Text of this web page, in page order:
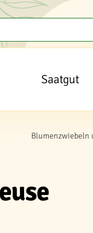
Saatgut
Blumenzwiebeln